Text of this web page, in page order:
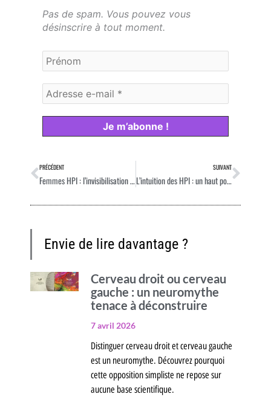
Pas de spam. Vous pouvez vous
désinscrire à tout moment.
Précédent
PRÉCÉDENT
Femmes HPI : l’invisibilisation silencieuse de celles qui dérangent les normes
SUIVANT
L’intuition des HPI : un haut potentiel à comprendre
Envie de lire davantage ?
Cerveau droit ou cerveau
gauche : un neuromythe
tenace à déconstruire
7 avril 2026
Distinguer cerveau droit et cerveau gauche
est un neuromythe. Découvrez pourquoi
cette opposition simpliste ne repose sur
aucune base scientifique.